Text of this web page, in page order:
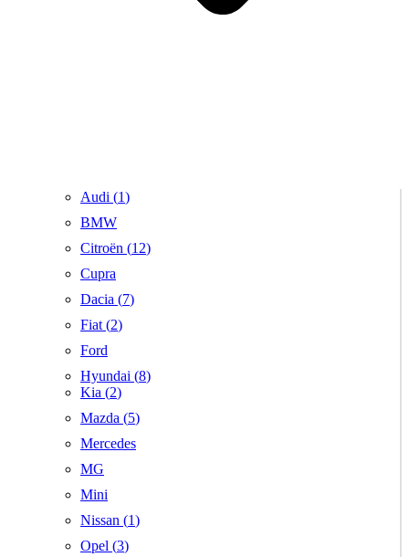
Audi (1)
BMW
Citroën (12)
Cupra
Dacia (7)
Fiat (2)
Ford
Hyundai (8)
Kia (2)
Mazda (5)
Mercedes
MG
Mini
Nissan (1)
Opel (3)